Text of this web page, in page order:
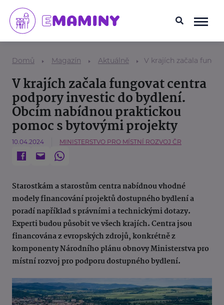
Domů Magazín Aktuálně V krajích začala
V krajích začala fungovat centra
podpory investic do bydlení.
Obcím nabídnou praktickou
pomoc s bytovými projekty
10.04.2024 MINISTERSTVO PRO MÍSTNÍ ROZVOJ ČR
Starostkám a starostům centra nabídnou vhodné
modely financování projektů dostupného bydlení a
poradí například s právními a technickými dotazy.
Experti budou působit ve všech krajích. Centra jsou
financována z evropských zdrojů, konkrétně z
komponenty Národního plánu obnovy Ministerstva pro
místní rozvoj pro podporu dostupného bydlení.